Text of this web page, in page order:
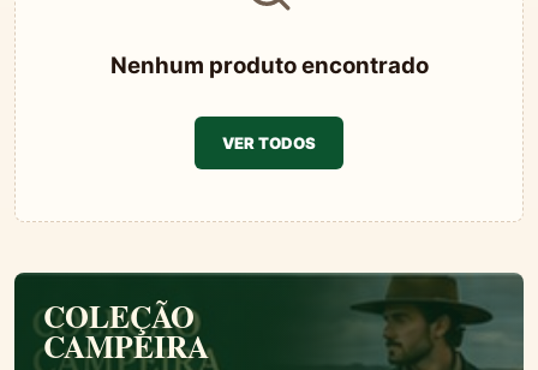
Nenhum produto encontrado
VER TODOS
COLEÇÃO
CAMPEIRA